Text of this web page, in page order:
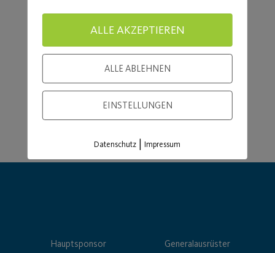
Load More
Hauptsponsor Generalausrüster
ALLE AKZEPTIEREN
ALLE ABLEHNEN
EINSTELLUNGEN
Datenschutz |Impressum